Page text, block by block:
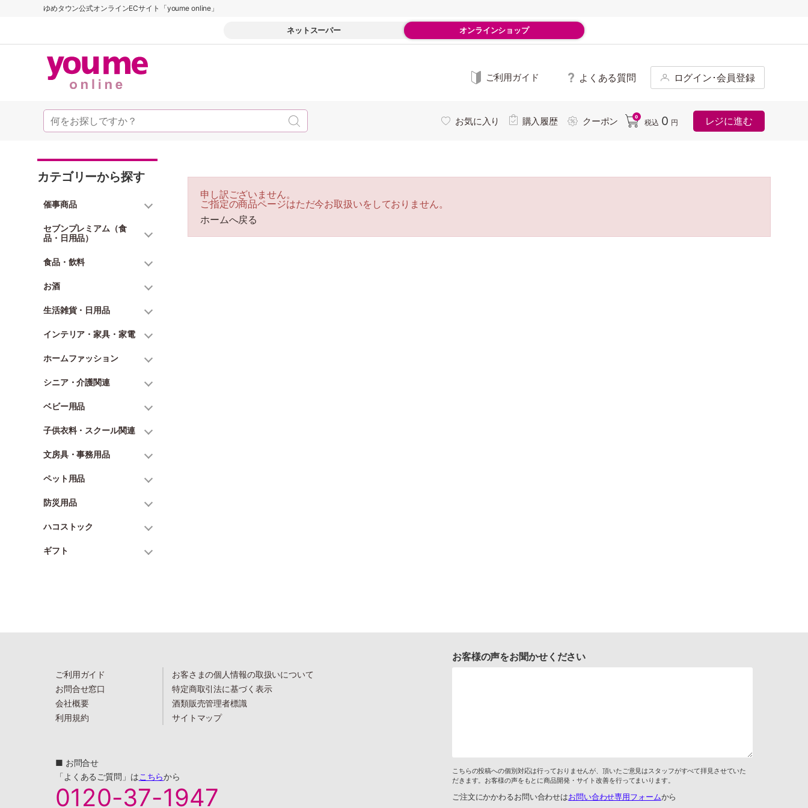
ゆめタウン公式オンラインECサイト「youme online」
ネットスーパー オンラインショップ
ご利用ガイド よくある質問 ログイン･会員登録
お気に入り 購入履歴 クーポン 0
税込 0 円 レジに進む
カテゴリーから探す
催事商品
セブンプレミアム（食
品・日用品）
食品・飲料
お酒
生活雑貨・日用品
インテリア・家具・家電
ホームファッション
シニア・介護関連
ベビー用品
子供衣料・スクール関連
文房具・事務用品
ペット用品
防災用品
ハコストック
ギフト
申し訳ございません。
ご指定の商品ページはただ今お取扱いをしておりません。
ホームへ戻る
ご利用ガイド
お問合せ窓口
会社概要
利用規約
お客さまの個人情報の取扱いについて
特定商取引法に基づく表示
酒類販売管理者標識
サイトマップ
■ お問合せ
「よくあるご質問」はこちらから
0120-37-1947
お客様の声をお聞かせください
こちらの投稿への個別対応は行っておりませんが、頂いたご意見はスタッフがすべて拝見させていた
だきます。お客様の声をもとに商品開発・サイト改善を行ってまいります。
ご注文にかかわるお問い合わせはお問い合わせ専用フォームから